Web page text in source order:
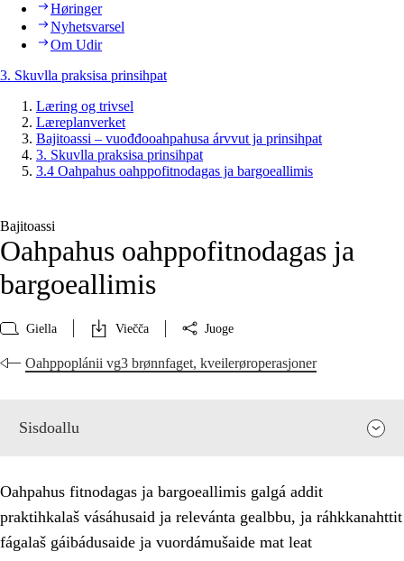
Høringer
Nyhetsvarsel
Om Udir
3. Skuvlla praksisa prinsihpat
Læring og trivsel
Læreplanverket
Bajitoassi – vuođđooahpahusa árvvut ja prinsihpat
3. Skuvlla praksisa prinsihpat
3.4 Oahpahus oahppofitnodagas ja bargoeallimis
Bajitoassi
Oahpahus oahppofitnodagas ja
bargoeallimis
Giella Viečča Juoge
Oahppoplánii vg3 brønnfaget, kveilerøroperasjoner
Sisdoallu
Oahpahus fitnodagas ja bargoeallimis galgá addit
praktihkalaš vásáhusaid ja relevánta gealbbu, ja ráhkkanahttit
fágalaš gáibádusaide ja vuordámušaide mat leat